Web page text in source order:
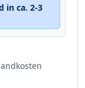
in ca. 2-3